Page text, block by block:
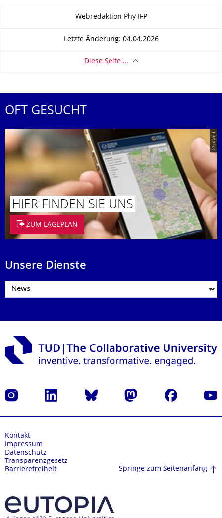
Zu dieser SeiteWebredaktion Phy IFP
Letzte Änderung: 04.04.2026
Diese Seite …
OFT GESUCHT
© placit
HIER FINDEN SIE UNS
ZUM LAGEPLAN
Unsere Dienste
Instagram LinkedIn Bluesky Mastodon Facebook
Kontakt
Impressum
Datenschutz
Transparenzgesetz
Barrierefreiheit
Springe zum Seitenanfang